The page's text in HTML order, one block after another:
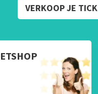
VERKOOP JE